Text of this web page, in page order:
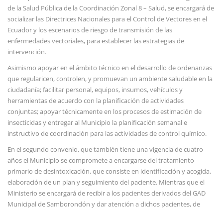
de la Salud Pública de la Coordinación Zonal 8 – Salud, se encargará de
socializar las Directrices Nacionales para el Control de Vectores en el
Ecuador y los escenarios de riesgo de transmisión de las
enfermedades vectoriales, para establecer las estrategias de
intervención.
Asimismo apoyar en el ámbito técnico en el desarrollo de ordenanzas
que regularicen, controlen, y promuevan un ambiente saludable en la
ciudadanía; facilitar personal, equipos, insumos, vehículos y
herramientas de acuerdo con la planificación de actividades
conjuntas; apoyar técnicamente en los procesos de estimación de
insecticidas y entregar al Municipio la planificación semanal e
instructivo de coordinación para las actividades de control químico.
En el segundo convenio, que también tiene una vigencia de cuatro
años el Municipio se compromete a encargarse del tratamiento
primario de desintoxicación, que consiste en identificación y acogida,
elaboración de un plan y seguimiento del paciente. Mientras que el
Ministerio se encargará de recibir a los pacientes derivados del GAD
Municipal de Samborondón y dar atención a dichos pacientes, de